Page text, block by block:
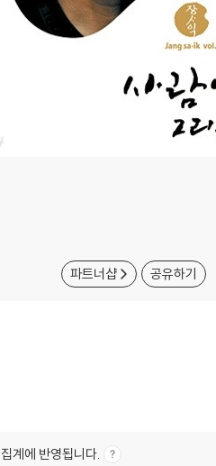
파트너샵 공유하기
집계에 반영됩니다.